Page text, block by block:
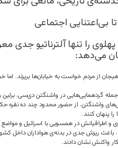
را تنها آلترناتیو جدی
می‌دهد:
شاهزاده با هیجان از مردم خواست به خیابان‌ها
جمله گردهمایی‌هایی در واشنگتن دی‌سی،
واشنگتن، از حضور محدود چند ده نفره
پنهان کنند.
و اطرافیانش در همسویی با اسرائیل و
باعث ریزش جدی در بدنه‌ی هواداران داخل
واکنش نشان دادند.